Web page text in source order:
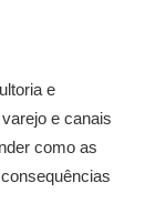
e
e canais
como as